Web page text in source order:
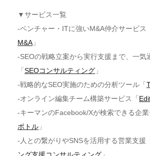
▼サービス一覧
-ベンチャー・ITに強いM&A仲介サービス
M&A 」
-SEOの戦略立案から実行支援まで、一気
「 SEOコンサルティング 」
-戦略的なSEO実施のための分析ツール「
-オンライン編集チーム構築サービス「
-キーマンのFacebook/Xが検索できる企業
ポトル 」
-人との繋がりやSNSを活用する営業支援「